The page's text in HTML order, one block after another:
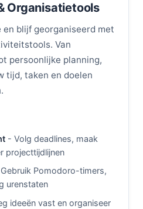
Organisatietools
blijf georganiseerd met
Van
persoonlijke planning,
tijd, taken en doelen
- Volg deadlines, maak
projecttijdlijnen
Pomodoro-timers,
urenstaten
ideeën vast en organiseer